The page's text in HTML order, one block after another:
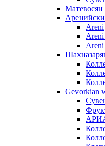
Areni
Gevorkian